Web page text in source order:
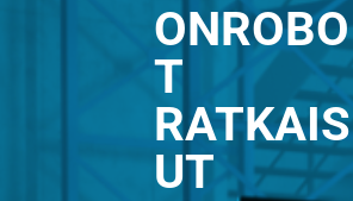
ONROBO
T
RATKAIS
UT